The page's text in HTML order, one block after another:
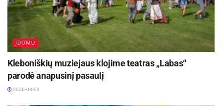
ĮDOMU
Kleboniškių muziejaus klojime teatras „Labas“
parodė anapusinį pasaulį
2026-08-03